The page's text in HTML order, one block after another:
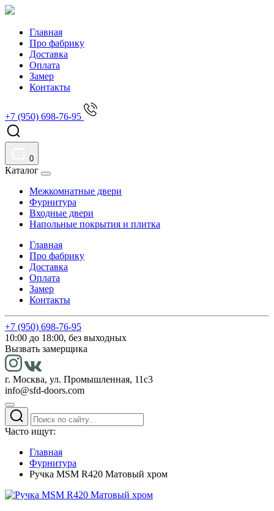
Главная
Про фабрику
Доставка
Оплата
Замер
Контакты
+7 (950) 698-76-95
0
Каталог
Межкомнатные двери
Фурнитура
Входные двери
Напольные покрытия и плитка
Главная
Про фабрику
Доставка
Оплата
Замер
Контакты
+7 (950) 698-76-95
10:00 до 18:00, без выходных
Вызвать замерщика
г. Москва, ул. Промышленная, 11с3
info@sfd-doors.com
Часто ищут:
Главная
Фурнитура
Ручка MSM R420 Матовый хром